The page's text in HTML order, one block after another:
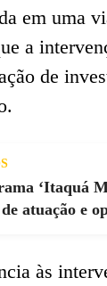
em uma
a
de
‘Itaquá
atuação e
às